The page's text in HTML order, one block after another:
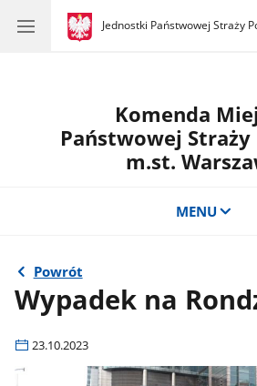
gov.pl
Jednostki Państwowej Straży
gov.pl
Jednostki
Komenda
Państwowej Straży
m.st.
MENU
Powrót
Wypadek na
23.10.2023